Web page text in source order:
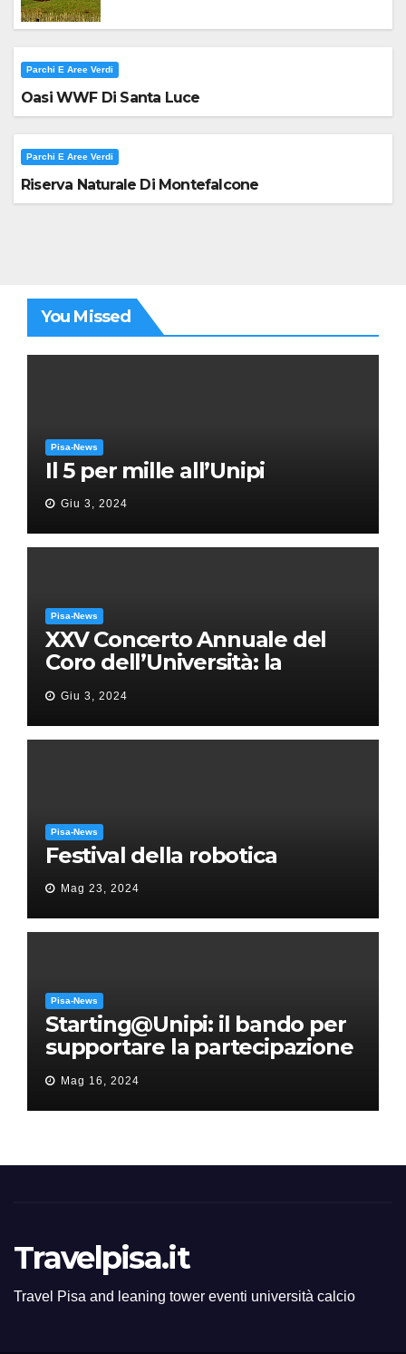
Parchi E Aree Verdi
Oasi WWF Di Santa Luce
Parchi E Aree Verdi
Riserva Naturale Di Montefalcone
You Missed
Pisa-News
Il 5 per mille all’Unipi
Giu 3, 2024
Pisa-News
XXV Concerto Annuale del
Coro dell’Università: la
“Messa in gloria” di Giacomo
Puccini
Giu 3, 2024
Pisa-News
Festival della robotica
Mag 23, 2024
Pisa-News
Starting@Unipi: il bando per
supportare la partecipazione
all’ERC Starting Grant
Mag 16, 2024
Travelpisa.it
Travel Pisa and leaning tower eventi università calcio